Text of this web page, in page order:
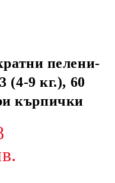
пелени-
(4-9 кг.), 60
кърпички